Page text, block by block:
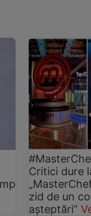
Critici dure
zid de un
așteptări”